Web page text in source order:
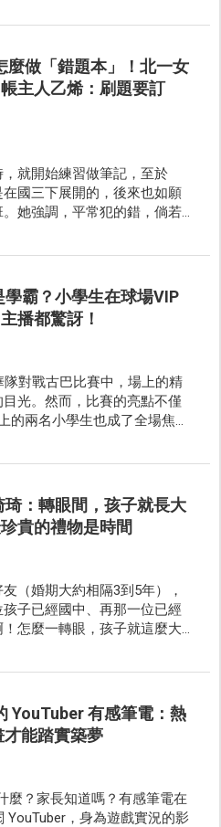
麼做「錯題本」！北一女
主人乙烯：刷題要訂
就開始練習做筆記，至於
在國三下展開的，後來也如願
她強調，平常犯的錯，倘若
學霸？小學生在球場VIP
播都驚訝！
對戰古巴比賽中，場上的精
光。然而，比賽的亮點不僅
的兩名小學生也成了全場焦點
琦：轉眼間，孩子就長大
貴的禮物是時間
（婚期大約相隔3到5年），
子已經國中、再那一位已經
怎麼一轉眼，孩子就這麼大
YouTuber 有感筆電：熱
能踏實築夢
麼？家長知道嗎？有感筆電在
YouTuber，身為遊戲實況的影